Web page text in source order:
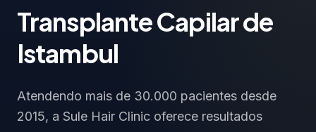
Transplante Capilar de
Istambul
Atendendo mais de 30.000 pacientes desde
2015, a Sule Hair Clinic oferece resultados